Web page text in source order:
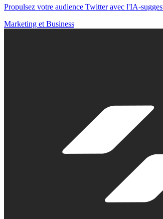
Propulsez votre audience Twitter avec l'IA-
Marketing et Business